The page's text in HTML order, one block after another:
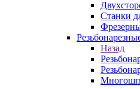
Станки
Назад